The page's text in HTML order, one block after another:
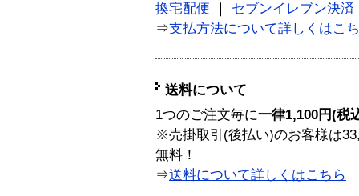
換宅配便
セブンイレブン決済
⇒支払方法について詳しくはこ
送料について
1つのご注文毎に一律1,100円(税
※売掛取引(後払い)のお客様は
無料！
⇒送料について詳しくはこちら